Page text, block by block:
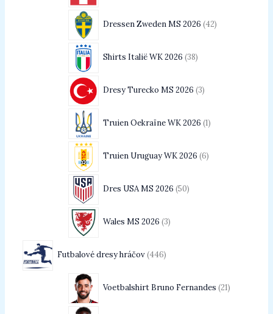
Dressen Zweden MS 2026 42
Shirts Italië WK 2026 38
Dresy Turecko MS 2026 3
Truien Oekraïne WK 2026 1
Truien Uruguay WK 2026 6
Dres USA MS 2026 50
Wales MS 2026 3
Futbalové dresy hráčov 446
Voetbalshirt Bruno Fernandes 21